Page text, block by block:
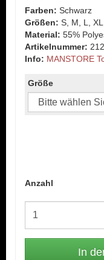
Farben: Schwarz
Größen: S, M, L,
Material: 55%
Artikelnummer:
Info: MANSTORE
Größe
Anzahl